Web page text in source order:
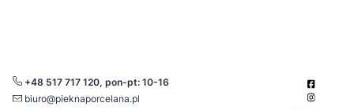
+48 517 717 120, pon-pt: 10-16
biuro@pieknaporcelana.pl